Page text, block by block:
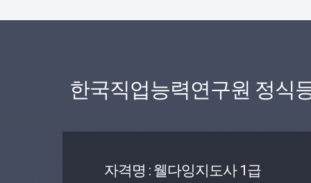
한국직업능력연구원 정식
자격명 : 웰다잉지도사 1급